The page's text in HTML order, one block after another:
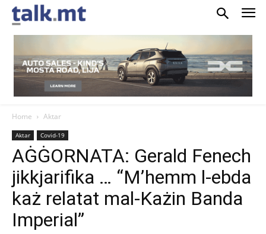
Home Aktar
Aktar Covid-19
AĠĠORNATA: Gerald Fenech
jikkjarifika … “M’hemm l-ebda
każ relatat mal-Każin Banda
Imperial”